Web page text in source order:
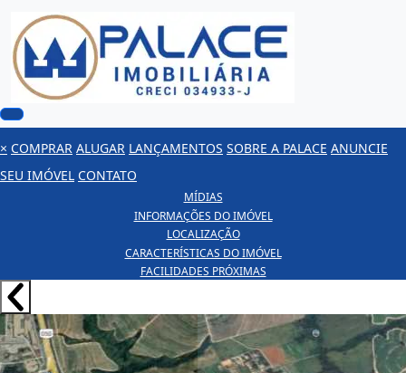
× COMPRAR ALUGAR LANÇAMENTOS SOBRE A PALACE ANUNCIE
SEU IMÓVEL CONTATO
MÍDIAS
INFORMAÇÕES DO IMÓVEL
LOCALIZAÇÃO
CARACTERÍSTICAS DO IMÓVEL
FACILIDADES PRÓXIMAS